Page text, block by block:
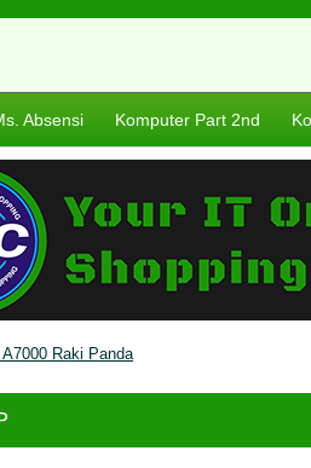
Absensi Komputer Part 2nd
Raki Panda